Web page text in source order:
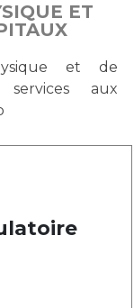
ET
et de
services aux